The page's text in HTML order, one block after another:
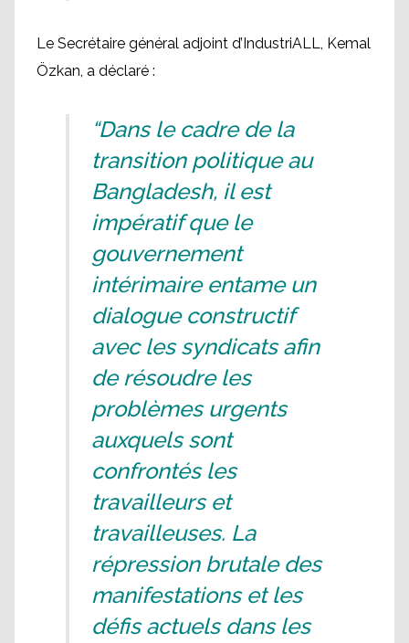
Le Secrétaire général adjoint d’IndustriALL, Kemal
Özkan, a déclaré :
“Dans le cadre de la
transition politique au
Bangladesh, il est
impératif que le
gouvernement
intérimaire entame un
dialogue constructif
avec les syndicats afin
de résoudre les
problèmes urgents
auxquels sont
confrontés les
travailleurs et
travailleuses. La
répression brutale des
manifestations et les
défis actuels dans les